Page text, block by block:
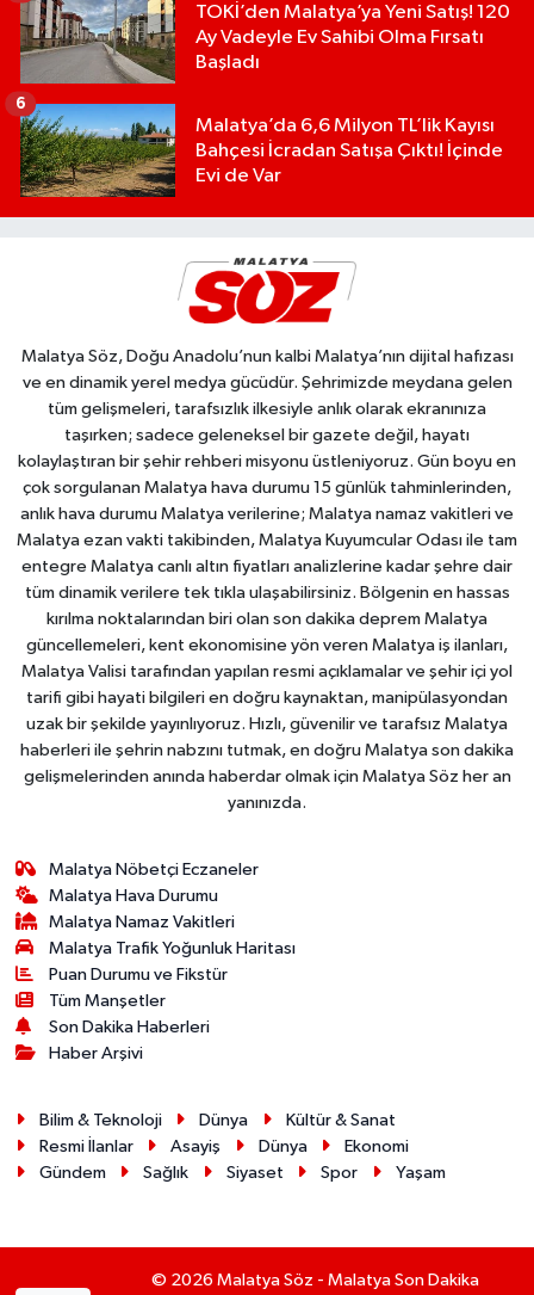
TOKİ’den Malatya’ya Yeni Satış! 120
Ay Vadeyle Ev Sahibi Olma Fırsatı
Başladı
Malatya’da 6,6 Milyon TL’lik Kayısı
Bahçesi İcradan Satışa Çıktı! İçinde
Evi de Var
6
Malatya Söz, Doğu Anadolu’nun kalbi Malatya’nın dijital hafızası
ve en dinamik yerel medya gücüdür. Şehrimizde meydana gelen
tüm gelişmeleri, tarafsızlık ilkesiyle anlık olarak ekranınıza
taşırken; sadece geleneksel bir gazete değil, hayatı
kolaylaştıran bir şehir rehberi misyonu üstleniyoruz. Gün boyu en
çok sorgulanan Malatya hava durumu 15 günlük tahminlerinden,
anlık hava durumu Malatya verilerine; Malatya namaz vakitleri ve
Malatya ezan vakti takibinden, Malatya Kuyumcular Odası ile tam
entegre Malatya canlı altın fiyatları analizlerine kadar şehre dair
tüm dinamik verilere tek tıkla ulaşabilirsiniz. Bölgenin en hassas
kırılma noktalarından biri olan son dakika deprem Malatya
güncellemeleri, kent ekonomisine yön veren Malatya iş ilanları,
Malatya Valisi tarafından yapılan resmi açıklamalar ve şehir içi yol
tarifi gibi hayati bilgileri en doğru kaynaktan, manipülasyondan
uzak bir şekilde yayınlıyoruz. Hızlı, güvenilir ve tarafsız Malatya
haberleri ile şehrin nabzını tutmak, en doğru Malatya son dakika
gelişmelerinden anında haberdar olmak için Malatya Söz her an
yanınızda.
Malatya Nöbetçi Eczaneler
Malatya Hava Durumu
Malatya Namaz Vakitleri
Malatya Trafik Yoğunluk Haritası
Puan Durumu ve Fikstür
Tüm Manşetler
Son Dakika Haberleri
Haber Arşivi
Bilim & Teknoloji Dünya
Kültür & Sanat
Resmi İlanlar
Asayiş Dünya
Ekonomi
Gündem
Sağlık Siyaset Spor Yaşam
© 2026 Malatya Söz - Malatya Son Dakika